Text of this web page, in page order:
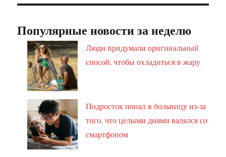
Популярные новости за неделю
Люди придумали оригинальный
способ, чтобы охладиться в жару
Подросток попал в больницу из-за
того, что целыми днями валялся со
смартфоном